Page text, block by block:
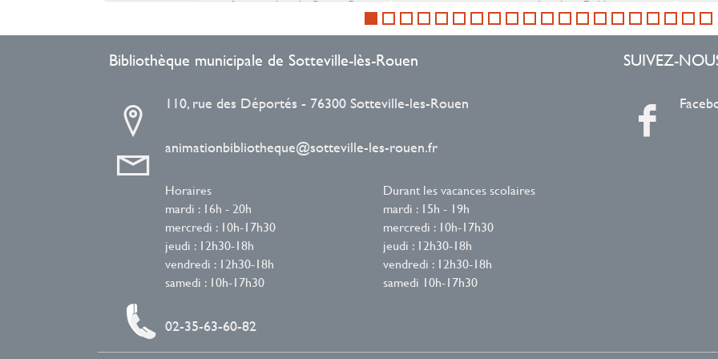
une fois sur place, la Grosse Pomme
renommé de Dublin, est un
trentenaire ...
Bibliothèque municipale de Sotteville-lès-Rouen
110, rue des Déportés - 76300 Sotteville-les-Rouen
animationbibliotheque@sotteville-les-rouen.fr
Horaires
Durant les vacances scolaires
mardi : 16h - 20h
mardi : 15h - 19h
mercredi : 10h-17h30
mercredi : 10h-17h30
jeudi : 12h30-18h
jeudi : 12h30-18h
vendredi : 12h30-18h
vendredi : 12h30-18h
samedi : 10h-17h30
samedi 10h-17h30
02-35-63-60-82
SUIVEZ-